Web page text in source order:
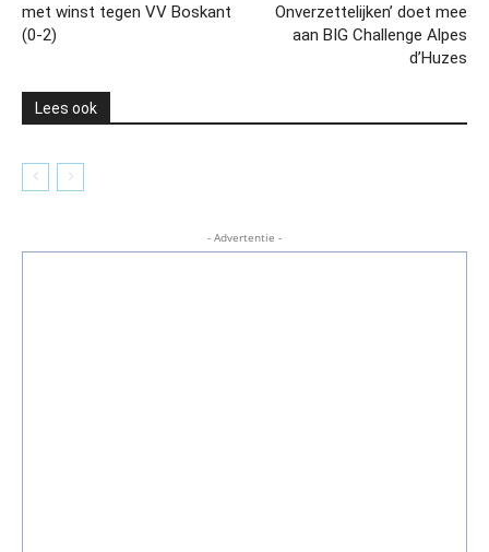
met winst tegen VV Boskant
(0-2)
Onverzettelijken’ doet mee
aan BIG Challenge Alpes
d’Huzes
Lees ook
- Advertentie -